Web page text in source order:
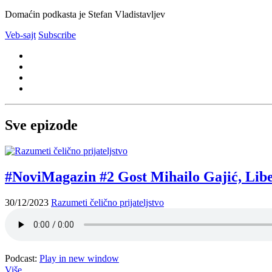
Domaćin podkasta je Stefan Vladistavljev
Veb-sajt Subscribe
Sve epizode
#NoviMagazin #2 Gost Mihailo Gajić,
30/12/2023 Razumeti čelično prijateljstvo
Podcast: Play in new window
Više...